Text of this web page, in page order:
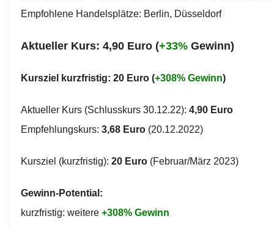
Empfohlene Handelsplätze: Berlin, Düsseldorf
Aktueller Kurs: 4,90 Euro (+33% Gewinn)
Kursziel kurzfristig: 20 Euro (+308% Gewinn)
Aktueller Kurs (Schlusskurs 30.12.22): 4,90 Euro
Empfehlungskurs: 3,68 Euro (20.12.2022)
Kursziel (kurzfristig): 20 Euro (Februar/März 2023)
Gewinn-Potential:
kurzfristig: weitere +308% Gewinn